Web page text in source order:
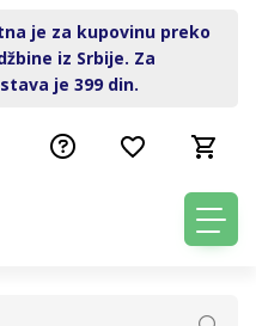
je za kupovinu preko
iz Srbije. Za
je 399 din.